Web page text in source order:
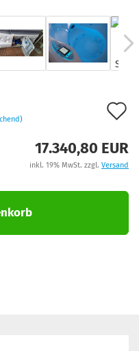
17.340,80 EUR
inkl. 19% MwSt. zzgl. Versand